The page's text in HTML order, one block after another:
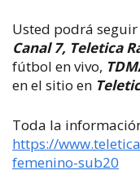
Usted podrá
Canal 7, Teletica
fútbol en vivo,
en el sitio en
Toda la
https://
femenino-sub20